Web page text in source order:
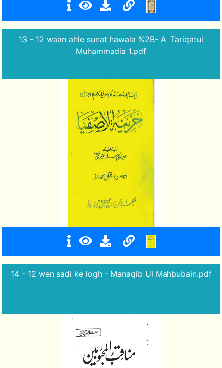
13 - 12 waan ahle sunat hawala %2B- Al Tariqatui
Muhammadia 1.pdf
14 - 12 wen sadi ke logh - Manaqib Ul Mahbubain.pdf